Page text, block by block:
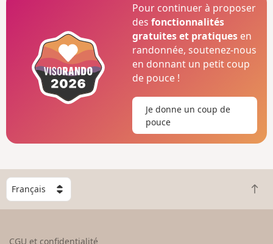
Pour continuer à proposer
desfonctionnalités
gratuites et pratiques en
randonnée, soutenez-nous
en donnant un petit coup
de pouce !
Je donne un coup de
pouce
C
h
o
R
e
CGU et confidentialité